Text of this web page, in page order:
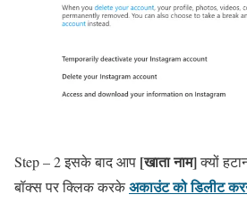
Step – 2 इसके बाद आप [खाता नाम]क्यों
बॉक्स पर क्लिक करकेअकाउंट को डिलीट